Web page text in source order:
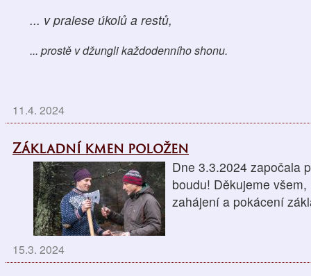
... v pralese úkolů a restů,
... prostě v džungli každodenního shonu.
11.4. 2024
Základní kmen položen
Dne 3.3.2024 započala
boudu! Děkujeme
zahájení a pokácení
15.3. 2024